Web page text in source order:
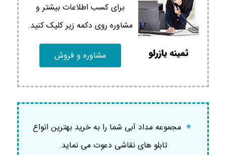
برای کسب اطلاعات بیشتر و
مشاوره روی دکمه زیر کلیک کنید.
مشاوره و فروش
مجموعه مداد آبی شما را به خرید بهترین انواع
تابلو های نقاشی دعوت می نماید.